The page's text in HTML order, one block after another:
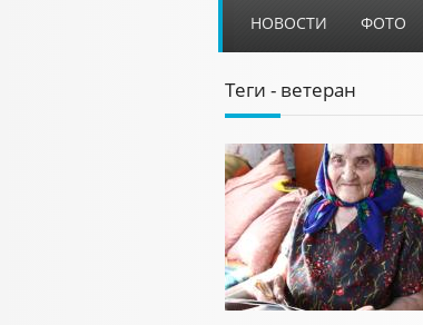
НОВОСТИ ФОТО
Теги - ветеран